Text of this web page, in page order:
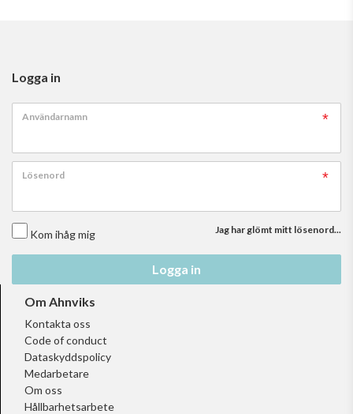
Logga in
Användarnamn
Lösenord
Kom ihåg mig Jag har glömt mitt lösenord...
Logga in
Om Ahnviks
Kontakta oss
Code of conduct
Dataskyddspolicy
Medarbetare
Om oss
Hållbarhetsarbete